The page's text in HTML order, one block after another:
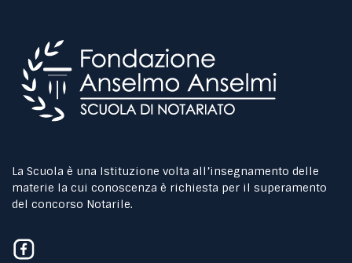
La Scuola è una Istituzione volta all’insegnamento delle
materie la cui conoscenza è richiesta per il superamento
del concorso Notarile.